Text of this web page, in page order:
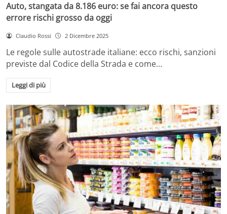
Auto, stangata da 8.186 euro: se fai ancora questo
errore rischi grosso da oggi
Claudio Rossi 2 Dicembre 2025
Le regole sulle autostrade italiane: ecco rischi, sanzioni
previste dal Codice della Strada e come…
Leggi di più